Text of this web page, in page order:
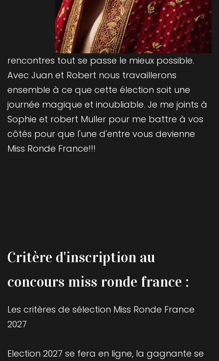
rencontres tout se passe le mieux possible.
Avec Juan et Robert nous travaillerons
ensemble à ce que cette élection soit une
journée magique et inoubliable. Je me joints à
Sophie et robert Muller pour me battre à vos
côtés pour que l'une d'entre vous devienne
Miss Ronde France!!!
Critère d'inscription au
concours miss ronde france :
Les critères de sélection Miss Ronde France
2027
Election 2027 se fera en ligne, la gagnante se